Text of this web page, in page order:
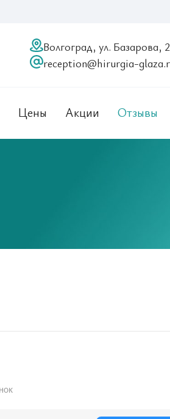
Волгоград, ул. Базарова,
reception@hirurgia-
Цены Акции Отзывы